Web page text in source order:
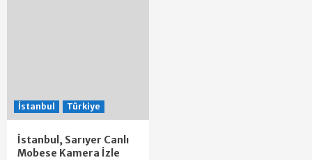
İstanbul Türkiye
İstanbul, Sarıyer Canlı
Mobese Kamera İzle